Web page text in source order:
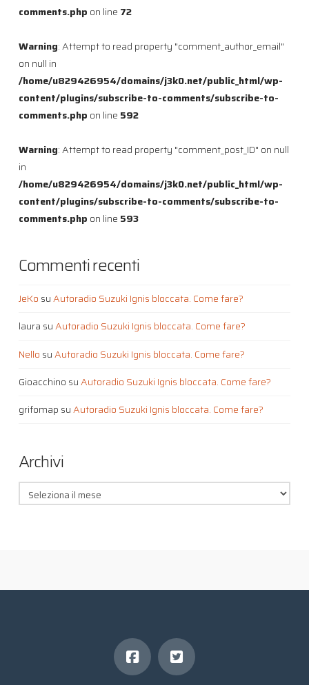
comments.php on line 72
Warning: Attempt to read property "comment_author_email"
on null in
/home/u829426954/domains/j3k0.net/public_html/wp-
content/plugins/subscribe-to-comments/subscribe-to-
comments.php on line 592
Warning: Attempt to read property "comment_post_ID" on null
in
/home/u829426954/domains/j3k0.net/public_html/wp-
content/plugins/subscribe-to-comments/subscribe-to-
comments.php on line 593
Commenti recenti
JeKo suAutoradio Suzuki Ignis bloccata. Come fare?
laura suAutoradio Suzuki Ignis bloccata. Come fare?
Nello suAutoradio Suzuki Ignis bloccata. Come fare?
Gioacchino suAutoradio Suzuki Ignis bloccata. Come fare?
grifomap suAutoradio Suzuki Ignis bloccata. Come fare?
Archivi
Archivi